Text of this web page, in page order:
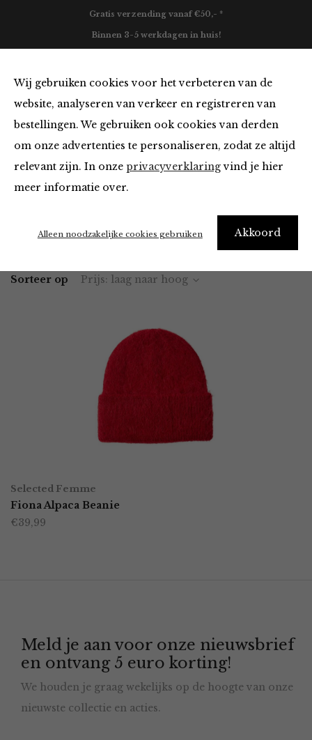
Wij gebruiken cookies voor het verbeteren van de
website, analyseren van verkeer en registreren van
bestellingen. We gebruiken ook cookies van derden
om onze advertenties te personaliseren, zodat ze altijd
relevant zijn. In onze privacyverklaringvind je hier
meer informatie over.
Akkoord
Alleen noodzakelijke cookies gebruiken
Gratis verzending vanaf €50,- *
Binnen 3-5 werkdagen in huis!
Mutsen
Home Winkel Accessoires Mutsen
Sorteer op Prijs: laag naar hoog
Selected Femme
Fiona Alpaca Beanie
€39,99
Meld je aan voor onze nieuwsbrief
en ontvang 5 euro korting!
We houden je graag wekelijks op de hoogte van onze
nieuwste collectie en acties.